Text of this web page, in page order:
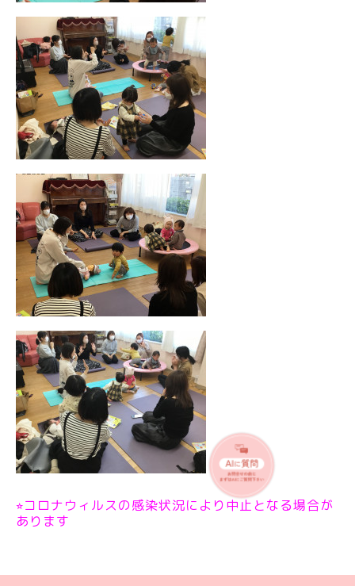
⭐︎コロナウィルスの感染状況により中止となる場合が
あります